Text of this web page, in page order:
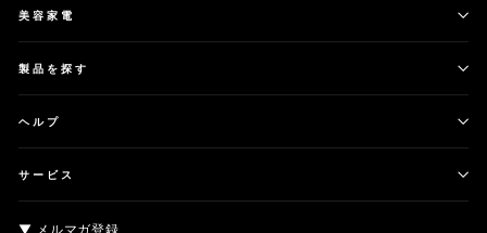
美容家電
製品を探す
ヘルプ
サービス
▼ メルマガ登録